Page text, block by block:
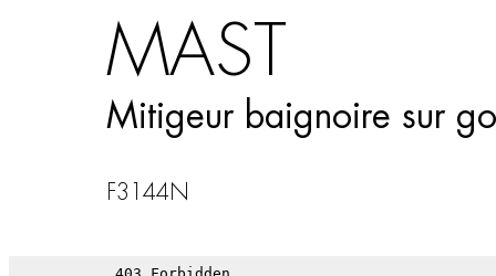
MAST
Mitigeur baignoire sur
F3144N